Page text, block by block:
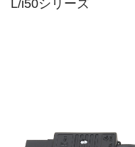
L/i50シリーズ